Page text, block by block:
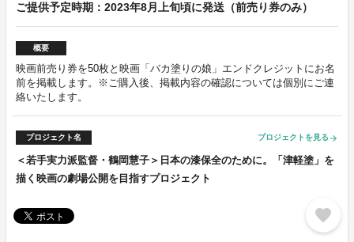
ご提供予定時期：2023年8月上旬頃に発送（前売り券のみ）
概要
映画前売り券を50枚と映画「バカ塗りの娘」エンドクレジットにお名
前を掲載します。※ご購入後、掲載内容の確認については個別にご連
絡いたします。
プロジェクト名 プロジェクトを見る arrow_forward
＜若手実力派監督・鶴岡慧子＞日本の漆保全のために。「津軽塗」を
描く映画の劇場公開を目指すプロジェクト
favorite